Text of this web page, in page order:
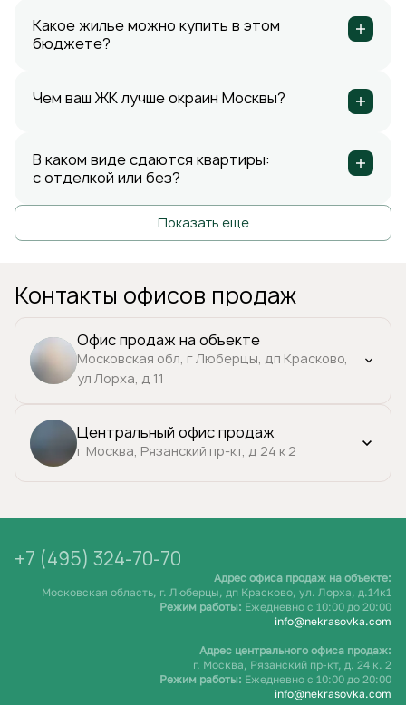
Какое жилье можно купить в этом
бюджете?
Чем ваш ЖК лучше окраин Москвы?
В каком виде сдаются квартиры:
с отделкой или без?
Показать еще
Контакты офисов продаж
Офис продаж на объекте
Московская обл, г Люберцы, дп Красково,
ул Лорха, д 11
Центральный офис продаж
г Москва, Рязанский пр-кт, д 24 к 2
+7 (495) 324-70-70
Адрес офиса продаж на объекте:
Московская область, г. Люберцы, дп Красково, ул. Лорха, д.14к1
Режим работы: Ежедневно c 10:00 до 20:00
info@nekrasovka.com
Адрес центрального офиса продаж:
г. Москва, Рязанский пр-кт, д. 24 к. 2
Режим работы: Ежедневно c 10:00 до 20:00
info@nekrasovka.com